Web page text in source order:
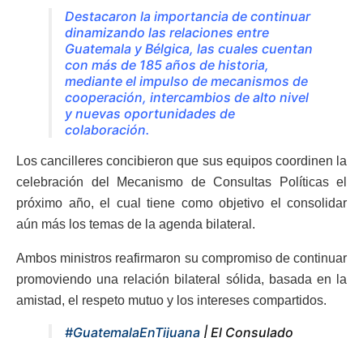
Destacaron la importancia de continuar
dinamizando las relaciones entre
Guatemala y Bélgica, las cuales cuentan
con más de 185 años de historia,
mediante el impulso de mecanismos de
cooperación, intercambios de alto nivel
y nuevas oportunidades de
colaboración.
Los cancilleres concibieron que sus equipos coordinen la
celebración del Mecanismo de Consultas Políticas el
próximo año, el cual tiene como objetivo el consolidar
aún más los temas de la agenda bilateral.
Ambos ministros reafirmaron su compromiso de continuar
promoviendo una relación bilateral sólida, basada en la
amistad, el respeto mutuo y los intereses compartidos.
#GuatemalaEnTijuana | El Consulado